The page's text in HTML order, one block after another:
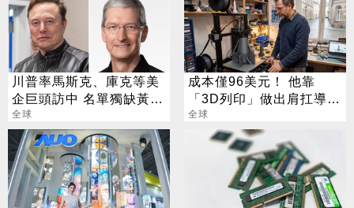
川普率馬斯克、庫克等美
企巨頭訪中 名單獨缺黃仁
勳
全球
成本僅96美元！ 他靠
「3D列印」做出肩扛導引
飛彈 專家全嚇傻
全球